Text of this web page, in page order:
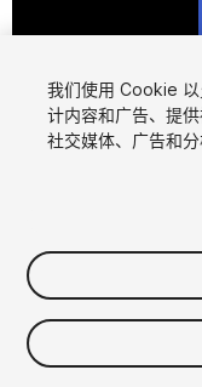
$899.99
-50%
增值税将在结算时计算
我们使用 Cookie
计内容和广告、提
社交媒体、广告和